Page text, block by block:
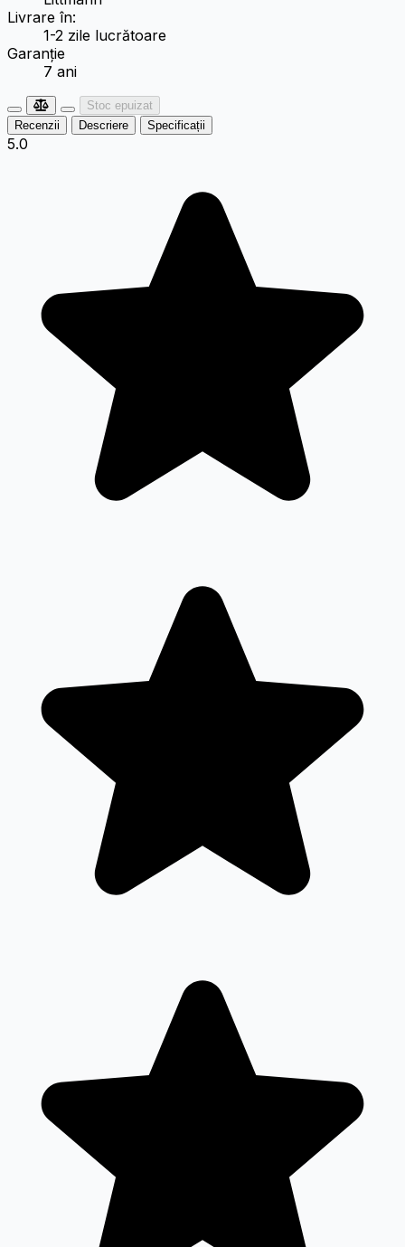
Livrare în:
1-2 zile lucrătoare
Garanție
7 ani
Stoc epuizat
Recenzii
Descriere Specificații
5.0